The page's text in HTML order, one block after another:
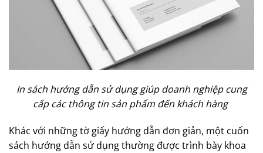
In sách hướng dẫn sử dụng giúp doanh nghiệp cung
cấp các thông tin sản phẩm đến khách hàng
Khác với những tờ giấy hướng dẫn đơn giản, một cuốn
sách hướng dẫn sử dụng thường được trình bày khoa